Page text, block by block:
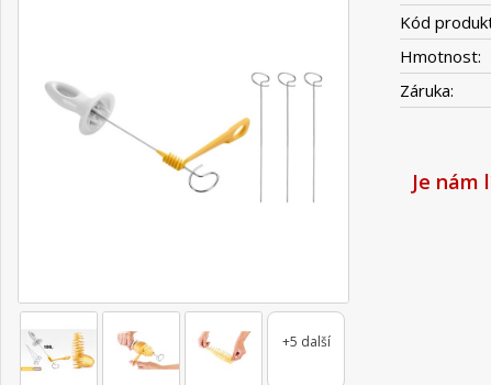
+5 další
Kód
Hmotnost:
Záruka:
Je